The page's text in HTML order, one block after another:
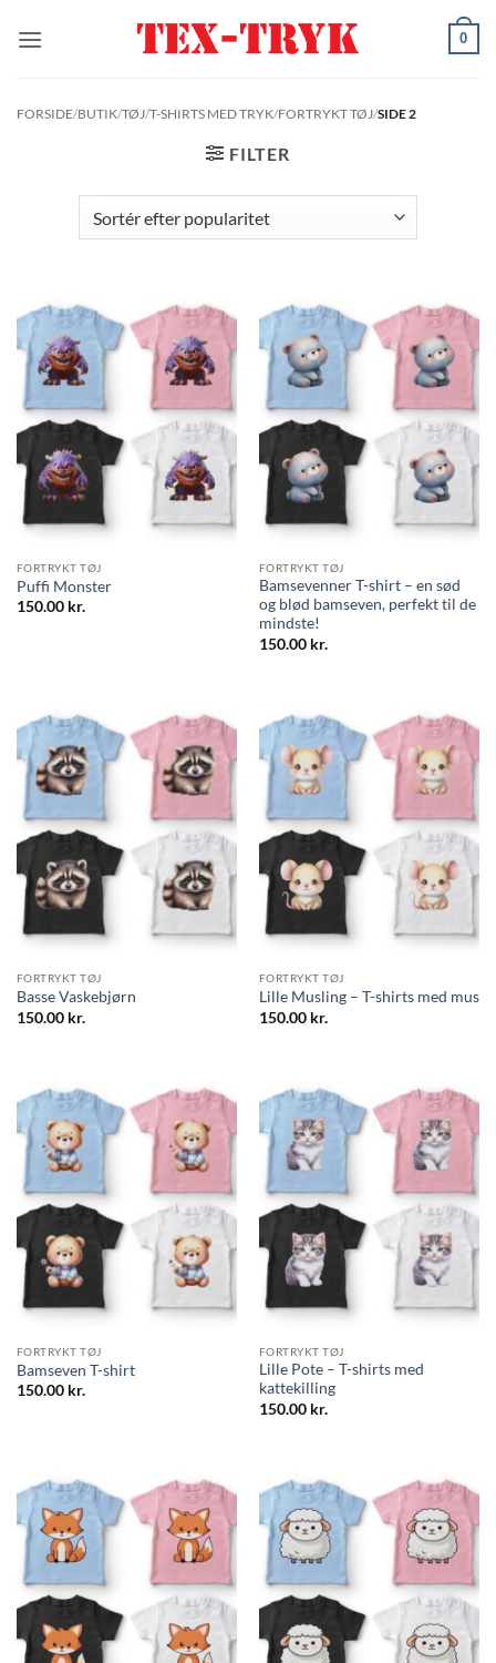
0
FORSIDE/BUTIK/TØJ/T-SHIRTS MED TRYK/FORTRYKT TØJ/SIDE 2
FILTER
FORTRYKT TØJ
Puffi Monster
150.00 kr.
FORTRYKT TØJ
Bamsevenner T-shirt – en sød
og blød bamseven, perfekt til de
mindste!
150.00 kr.
FORTRYKT TØJ
Basse Vaskebjørn
150.00 kr.
FORTRYKT TØJ
Lille Musling – T-shirts med mus
150.00 kr.
FORTRYKT TØJ
Bamseven T-shirt
150.00 kr.
FORTRYKT TØJ
Lille Pote – T-shirts med
kattekilling
150.00 kr.